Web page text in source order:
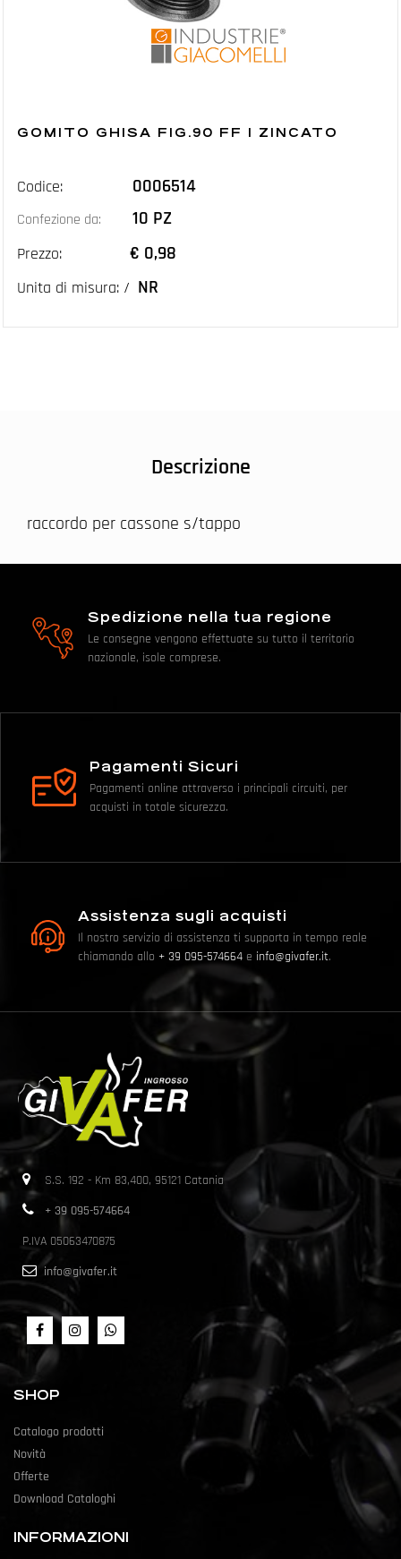
GOMITO GHISA FIG.90 FF 1 ZINCATO
Codice: 0006514
Confezione da: 10 PZ
Prezzo: € 0,98
Unita di misura: / NR
Descrizione
raccordo per cassone s/tappo
Spedizione nella tua regione
Le consegne vengono effettuate su tutto il territorio
nazionale, isole comprese.
Pagamenti Sicuri
Pagamenti online attraverso i principali circuiti, per
acquisti in totale sicurezza.
Assistenza sugli acquisti
Il nostro servizio di assistenza ti supporta in tempo reale
chiamando allo + 39 095-574664 e info@givafer.it.
S.S. 192 - Km 83,400, 95121 Catania
+ 39 095-574664
P.IVA 05063470875
info@givafer.it
SHOP
Catalogo prodotti
Novità
Offerte
Download Cataloghi
INFORMAZIONI